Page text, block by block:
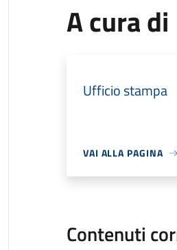
A cura di
Ufficio stampa
VAI ALLA PAGINA
Contenuti